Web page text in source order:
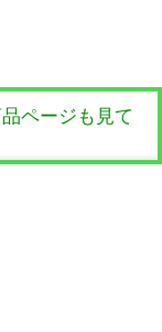
ページも見て